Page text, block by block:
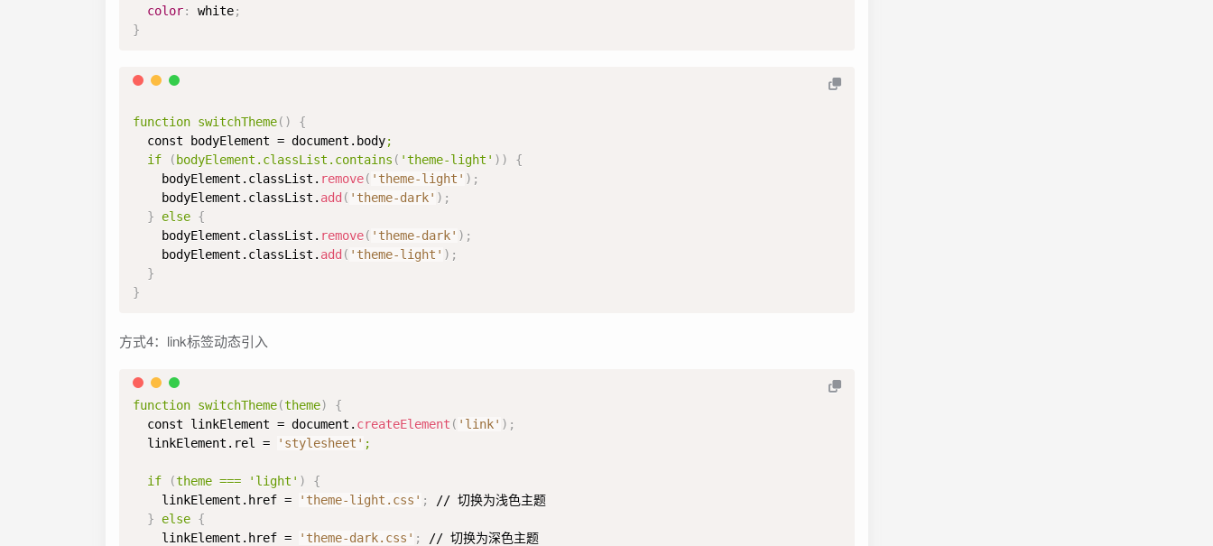
color: white;
}
function switchTheme( )
{
  const bodyElement = document.body
;
  if
( bodyElement .classList .contains ( 'theme-light' ) )
{
    bodyElement.classList.
remove( 'theme-light' ) ;
    bodyElement.classList.
add ( 'theme-dark' ) ;
}
else {
    bodyElement.classList.
remove( 'theme-dark' ) ;
    bodyElement.classList.
add ( 'theme-light' ) ;
}
}
方式4：link标签动态引入
function switchTheme(theme)
{
  const linkElement = document.
createElement ( 'link' ) ;
  linkElement.rel =
'stylesheet' ;
  if
(theme === 'light' )
{
    linkElement.href =
'theme-light.css' ;
// 切换为浅色主题
}
else {
    linkElement.href =
'theme-dark.css' ; // 切换为深色主题